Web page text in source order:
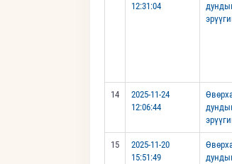
12:31:04
14
2025-11-24
12:06:44
15
2025-11-20
15:51:49